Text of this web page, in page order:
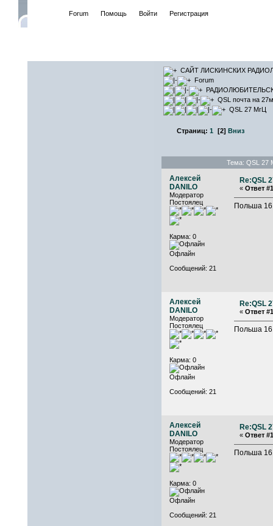
Forum Помощь Войти Регистрация
САЙТ ЛИСКИНСКИХ
Forum
QSL почта на
QSL 27 МгЦ
Страниц: 1 [2] Вниз
Тема: QSL 27
Алексей
DANILO
Модератор
Постоялец
Карма: 0
Офлайн
Сообщений: 21
Re:QSL
« Ответ
Польша
Алексей
DANILO
Модератор
Постоялец
Карма: 0
Офлайн
Сообщений: 21
Re:QSL
« Ответ
Польша
Алексей
DANILO
Модератор
Постоялец
Карма: 0
Офлайн
Сообщений: 21
Re:QSL
« Ответ
Польша